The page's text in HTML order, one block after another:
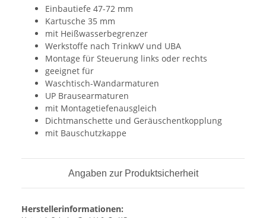
Einbautiefe 47-72 mm
Kartusche 35 mm
mit Heißwasserbegrenzer
Werkstoffe nach TrinkwV und UBA
Montage für Steuerung links oder rechts
geeignet für
Waschtisch-Wandarmaturen
UP Brausearmaturen
mit Montagetiefenausgleich
Dichtmanschette und Geräuschentkopplung
mit Bauschutzkappe
Angaben zur Produktsicherheit
Herstellerinformationen: